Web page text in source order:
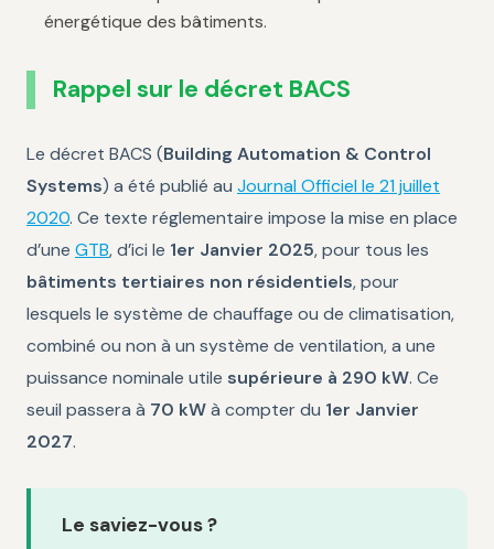
énergétique des bâtiments.
Rappel sur le décret BACS
Le décret BACS (Building Automation & Control
Systems) a été publié au Journal Officiel le 21 juillet
2020. Ce texte réglementaire impose la mise en place
d’une GTB, d’ici le 1er Janvier 2025, pour tous les
bâtiments tertiaires non résidentiels, pour
lesquels le système de chauffage ou de climatisation,
combiné ou non à un système de ventilation, a une
puissance nominale utile supérieure à 290 kW. Ce
seuil passera à 70 kWà compter du 1er Janvier
2027.
Le saviez-vous ?